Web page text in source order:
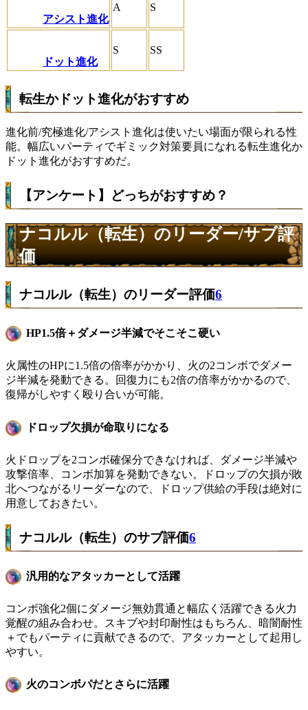
アシスト進化
A S
ドット進化
S SS
転生かドット進化がおすすめ
進化前/究極進化/アシスト進化は使いたい場面が限られる性
能。幅広いパーティでギミック対策要員になれる転生進化か
ドット進化がおすすめだ。
【アンケート】どっちがおすすめ？
ナコルル（転生）のリーダー/サブ評
価
ナコルル（転生）のリーダー評価6
HP1.5倍＋ダメージ半減でそこそこ硬い
火属性のHPに1.5倍の倍率がかかり、火の2コンボでダメー
ジ半減を発動できる。回復力にも2倍の倍率がかかるので、
復帰がしやすく殴り合いが可能。
ドロップ欠損が命取りになる
火ドロップを2コンボ確保分できなければ、ダメージ半減や
攻撃倍率、コンボ加算を発動できない。ドロップの欠損が敗
北へつながるリーダーなので、ドロップ供給の手段は絶対に
用意しておきたい。
ナコルル（転生）のサブ評価6
汎用的なアタッカーとして活躍
コンボ強化2個にダメージ無効貫通と幅広く活躍できる火力
覚醒の組み合わせ。スキブや封印耐性はもちろん、暗闇耐性
＋でもパーティに貢献できるので、アタッカーとして起用し
やすい。
火のコンボパだとさらに活躍